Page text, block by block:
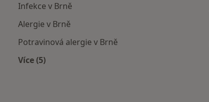
Infekce v Brně
Alergie v Brně
Potravinová alergie v Brně
Více (5)